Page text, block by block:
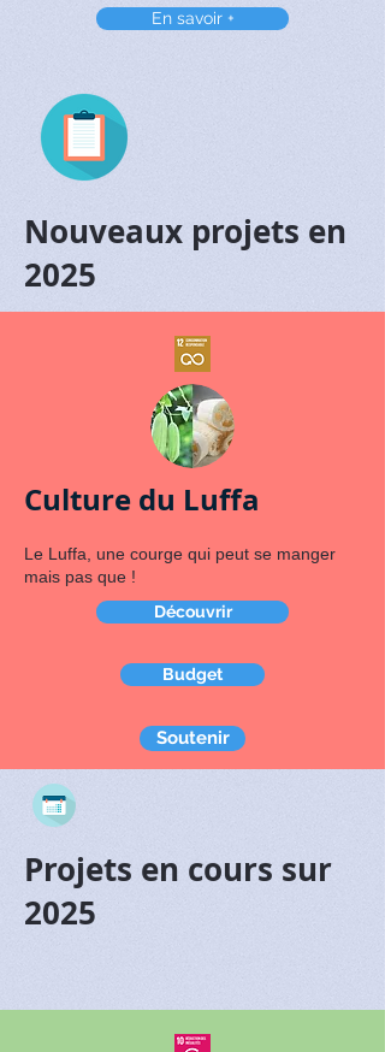
En savoir +
Nouveaux projets en
2025
Culture du Luffa
​​Le Luffa, une courge qui peut se manger
mais pas que !
Découvrir
Budget
Soutenir
Projets en cours sur
2025